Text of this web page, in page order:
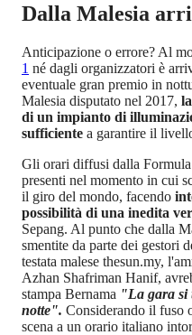
Dalla Malesia
Anticipazione o errore? Al
1 né dagli organizzatori è
eventuale gran premio in
Malesia disputato nel 2017,
di un impianto di
sufficiente a garantire il
Gli orari diffusi dalla
presenti nel momento in cui
il giro del mondo, facendo
possibilità di una inedita
Sepang. Al punto che dalla
smentite da parte dei gestori
testata malese thesun.my,
Azhan Shafriman Hanif,
stampa Bernama "La gara si
notte". Considerando il fuso
scena a un orario italiano